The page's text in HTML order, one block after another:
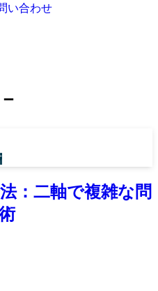
い合わせ
：二軸で複雑な問